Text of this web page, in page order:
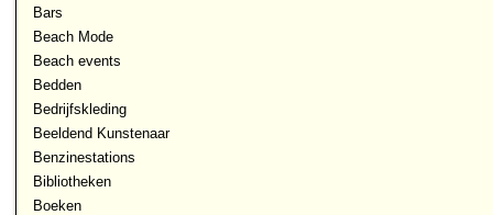
Bars
Beach Mode
Beach events
Bedden
Bedrijfskleding
Beeldend Kunstenaar
Benzinestations
Bibliotheken
Boeken